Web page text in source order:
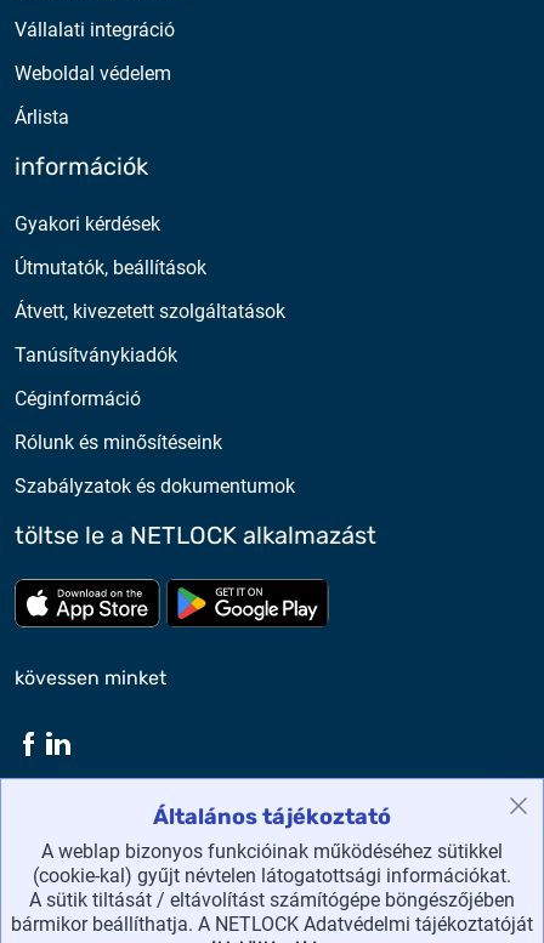
Általános tájékoztató
A weblap bizonyos funkcióinak működéséhez sütikkel
(cookie-kal) gyűjt névtelen látogatottsági információkat.
A sütik tiltását / eltávolítást számítógépe böngészőjében
bármikor beállíthatja. A NETLOCK Adatvédelmi tájékoztatóját
Vállalati integráció
Weboldal védelem
Árlista
információk
Gyakori kérdések
Útmutatók, beállítások
Átvett, kivezetett szolgáltatások
Tanúsítványkiadók
Céginformáció
Rólunk és minősítéseink
Szabályzatok és dokumentumok
töltse le a NETLOCK alkalmazást
Töltse le az App Store-bólTöltse le a google play-
kövessen minket
NETLOCK Kft. ©2026 Minden jog fenntartva.
honlaptérkép